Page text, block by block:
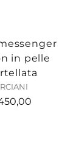
in pelle